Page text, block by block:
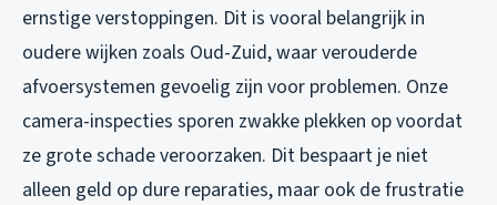
ernstige verstoppingen. Dit is vooral belangrijk in
oudere wijken zoals Oud-Zuid, waar verouderde
afvoersystemen gevoelig zijn voor problemen. Onze
camera-inspecties sporen zwakke plekken op voordat
ze grote schade veroorzaken. Dit bespaart je niet
alleen geld op dure reparaties, maar ook de frustratie